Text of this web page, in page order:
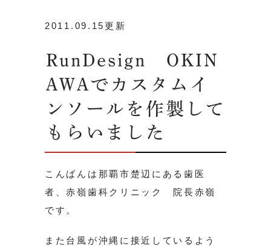
2011.09.15更新
RunDesign OKIN
AWAでカスタムイ
ンソールを作製して
もらいました
こんばんは那覇市楚辺にある歯医
者、赤嶺歯科クリニック 院長赤嶺
です。
また台風が沖縄に接近しているよう